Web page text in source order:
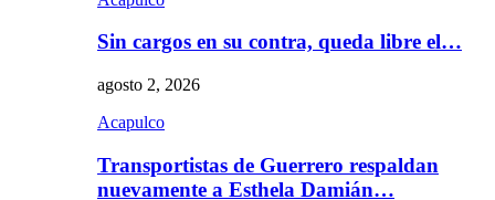
Sin cargos en su contra, queda libre el…
agosto 2, 2026
Acapulco
Transportistas de Guerrero respaldan
nuevamente a Esthela Damián…